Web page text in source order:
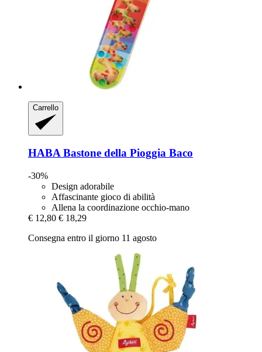
Carrello
HABA Bastone della Pioggia Baco
-30%
Design adorabile
Affascinante gioco di abilità
Allena la coordinazione occhio-mano
€ 12,80 € 18,29
Consegna entro il giorno 11 agosto